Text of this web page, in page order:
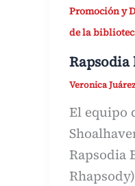
Promoción y
de la
Veronica
El equipo
Rapsodia